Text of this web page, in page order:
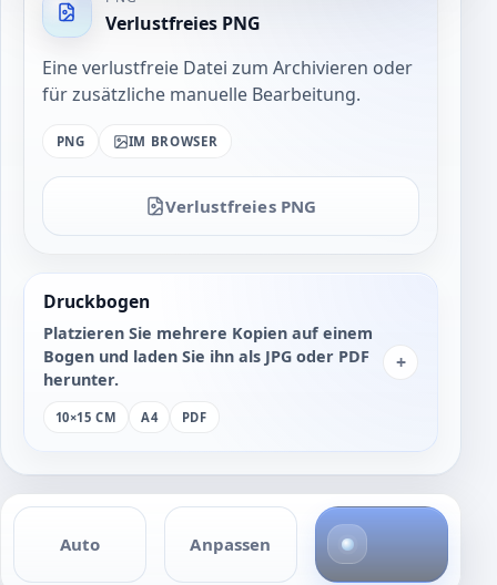
Verlustfreies PNG
Eine verlustfreie Datei zum Archivieren oder
für zusätzliche manuelle Bearbeitung.
PNG IM BROWSER
Verlustfreies PNG
Druckbogen
Platzieren Sie mehrere Kopien auf einem
Bogen und laden Sie ihn als JPG oder PDF
herunter.
10×15 CM A4 PDF
+
Auto Anpassen